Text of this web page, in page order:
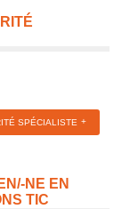
SPÉCIALISTE
NE EN
TIC